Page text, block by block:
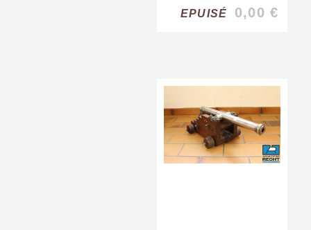
EPUISÉ 0,00 €